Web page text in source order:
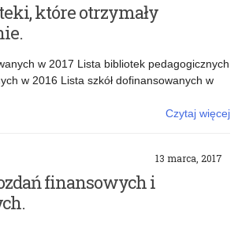
które otrzymały
w 2017 Lista bibliotek pedagogicznych
w 2016 Lista szkół dofinansowanych w
Czytaj więcej
13 marca, 2017
finansowych i